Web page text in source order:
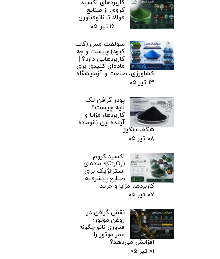
کاربردهای اکسید
کروم؛ از صنایع
فولاد تا نانوفناوری
۱۶ تیر ۰۵
سولفات مس (کات
کبود) چیست و چه
کاربردهایی دارد؟ |
ماده‌ای کلیدی برای
کشاورزی، صنعت و آزمایشگاه
۱۳ تیر ۰۵
پودر گرافن تک
لایه چیست؟
کاربردها، مزایا و
آینده این نانوماده
شگفت‌انگیز
۰۸ تیر ۰۵
اکسید کروم
(Cr₂O₃)؛ ماده‌ای
استراتژیک برای
صنایع پیشرفته |
کاربردها، مزایا و خرید
۰۷ تیر ۰۵
نقش گرافن در
روغن موتور؛
فناوری نانو چگونه
عمر موتور را
افزایش می‌دهد؟
۰۱ تیر ۰۵